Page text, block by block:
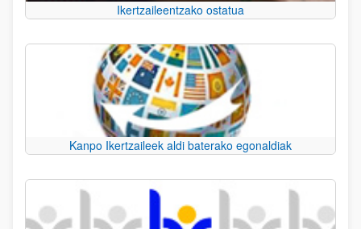
Ikertzaileentzako ostatua
Kanpo Ikertzaileek aldi baterako egonaldiak